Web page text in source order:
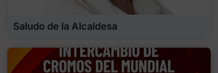
Saludo de la Alcaldesa